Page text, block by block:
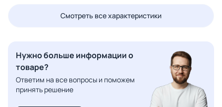
Смотреть все характеристики
Нужно больше информации о
товаре?
Ответим на все вопросы и поможем
принять решение